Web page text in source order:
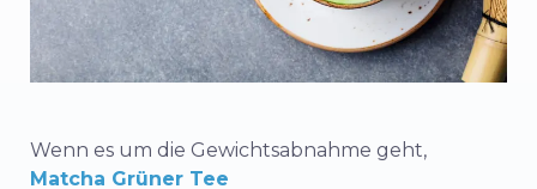
Wenn es um die Gewichtsabnahme geht,
Matcha Grüner Tee